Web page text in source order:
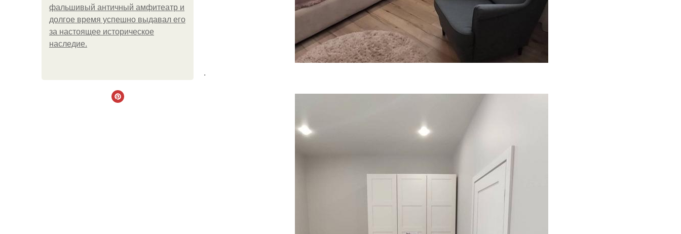
фальшивый античный амфитеатр и
долгое время успешно выдавал его
за настоящее историческое
наследие.
.